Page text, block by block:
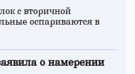
с вторичной
оспариваются в
о намерении